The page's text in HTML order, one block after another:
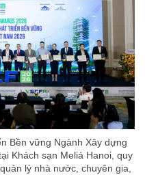
Bền vững Ngành Xây dựng
Khách sạn Meliá Hanoi, quy
lý nhà nước, chuyên gia,